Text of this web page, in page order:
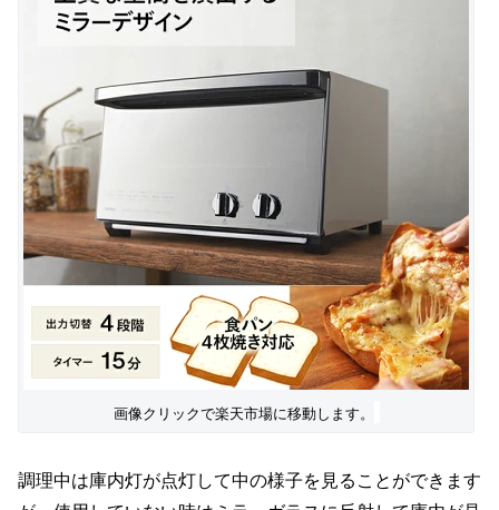
画像クリックで楽天市場に移動します。
調理中は庫内灯が点灯して中の様子を見ることができます